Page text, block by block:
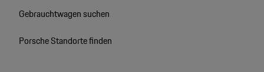
Gebrauchtwagen suchen
Porsche Standorte finden